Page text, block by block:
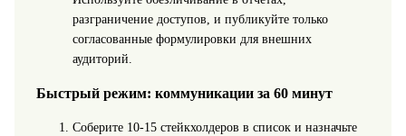
разграничение доступов, и публикуйте только
согласованные формулировки для внешних
аудиторий.
Быстрый режим: коммуникации за 60 минут
Соберите 10-15 стейкхолдеров в список и назначьте